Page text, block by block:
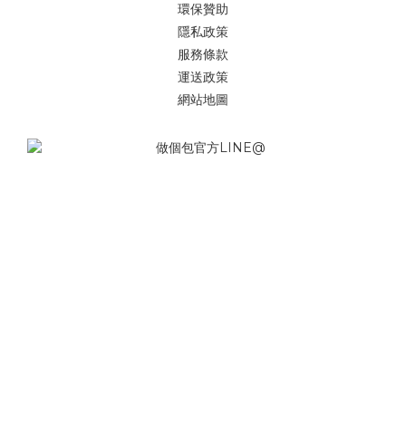
環保贊助
隱私政策
服務條款
運送政策
網站地圖